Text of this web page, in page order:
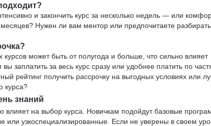
и закончить курс за несколько недель — или
месяцев? Нужен ли вам ментор или предпочитаете
курсов может быть от полугода и больше, что сильно влияет
заплатить за весь курс сразу или удобнее платить по
рейтинг получить рассрочку на выгодных условиях или
курса?
знаний
влияет на выбор курса. Новичкам подойдут базовые
узкоспециализированные. Если не уверены в своем